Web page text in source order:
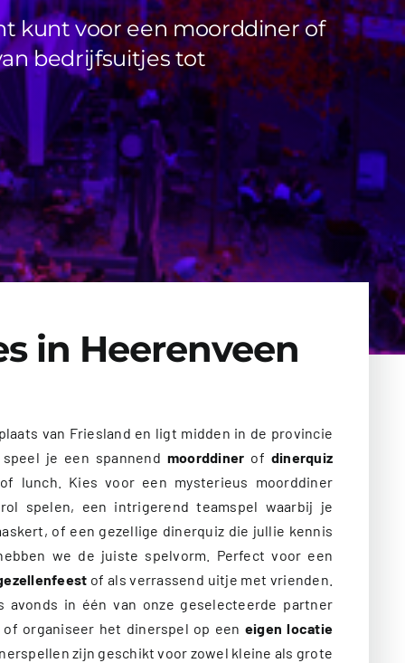
kunt voor een moorddiner of
bedrijfsuitjes tot
in Heerenveen
van Friesland en ligt midden in de provincie
je een spannend moorddiner of dinerquiz
lunch. Kies voor een mysterieus moorddiner
spelen, een intrigerend teamspel waarbij je
of een gezellige dinerquiz die jullie kennis
we de juiste spelvorm. Perfect voor een
of als verrassend uitje met vrienden.
avonds in één van onze geselecteerde partner
organiseer het dinerspel op een eigen locatie
zijn geschikt voor zowel kleine als grote